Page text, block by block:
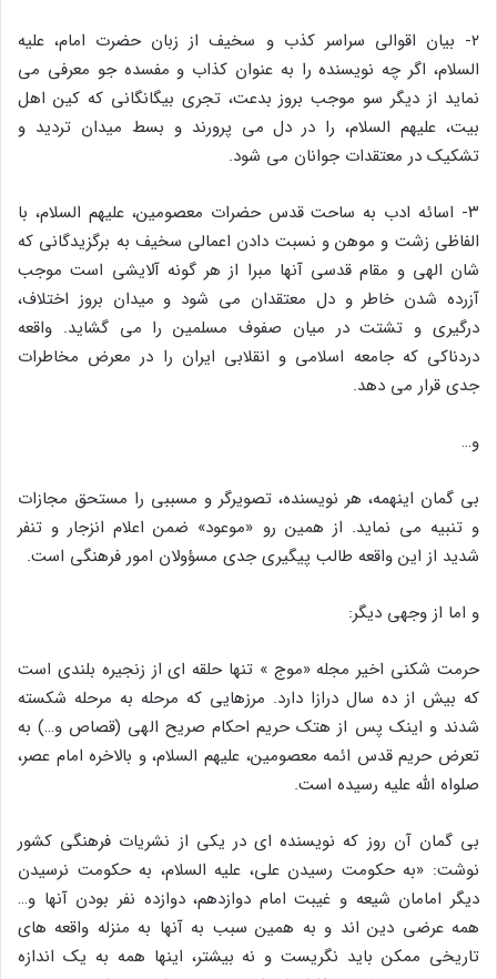
۲- بیان اقوالى سراسر کذب و سخیف از زبان حضرت امام، علیه
السلام، اگر چه نویسنده را به عنوان کذاب و مفسده جو معرفى مى
نماید از دیگر سو موجب بروز بدعت، تجرى بیگانگانى که کین اهل
بیت، علیهم السلام، را در دل مى پرورند و بسط میدان تردید و
تشکیک در معتقدات جوانان مى شود.
۳- اسائه ادب به ساحت قدس حضرات معصومین، علیهم السلام، با
الفاظى زشت و موهن و نسبت دادن اعمالى سخیف به برگزیدگانى که
شان الهى و مقام قدسى آنها مبرا از هر گونه آلایشى است موجب
آزرده شدن خاطر و دل معتقدان مى شود و میدان بروز اختلاف،
درگیرى و تشتت در میان صفوف مسلمین را مى گشاید. واقعه
دردناکى که جامعه اسلامى و انقلابى ایران را در معرض مخاطرات
جدى قرار مى دهد.
و…
بى گمان اینهمه، هر نویسنده، تصویرگر و مسببى را مستحق مجازات
و تنبیه مى نماید. از همین رو «موعود» ضمن اعلام انزجار و تنفر
شدید از این واقعه طالب پیگیرى جدى مسؤولان امور فرهنگى است.
و اما از وجهى دیگر:
حرمت شکنى اخیر مجله «موج » تنها حلقه اى از زنجیره بلندى است
که بیش از ده سال درازا دارد. مرزهایى که مرحله به مرحله شکسته
شدند و اینک پس از هتک حریم احکام صریح الهى (قصاص و…) به
تعرض حریم قدس ائمه معصومین، علیهم السلام، و بالاخره امام عصر،
صلواه الله علیه رسیده است.
بى گمان آن روز که نویسنده اى در یکى از نشریات فرهنگى کشور
نوشت: «به حکومت رسیدن على، علیه السلام، به حکومت نرسیدن
دیگر امامان شیعه و غیبت امام دوازدهم، دوازده نفر بودن آنها و…
همه عرضى دین اند و به همین سبب به آنها به منزله واقعه هاى
تاریخى ممکن باید نگریست و نه بیشتر، اینها همه به یک اندازه